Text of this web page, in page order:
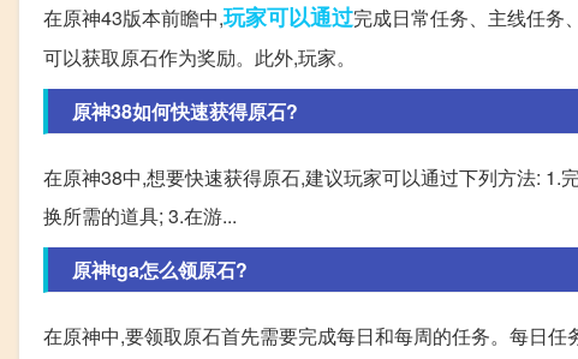
在原神43版本前瞻中,玩家可以通过完成日常任务、主线任务
可以获取原石作为奖励。此外,玩家。
原神38如何快速获得原石?
在原神38中,想要快速获得原石,建议玩家可以通过下列方法:
换所需的道具; 3.在游...
原神tga怎么领原石?
在原神中,要领取原石首先需要完成每日和每周的任务。每日